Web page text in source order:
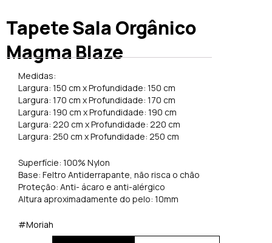
Tapete Sala Orgânico
Magma Blaze
Medidas:
Largura: 150 cm x Profundidade: 150 cm
Largura: 170 cm x Profundidade: 170 cm
Largura: 190 cm x Profundidade: 190 cm
Largura: 220 cm x Profundidade: 220 cm
Largura: 250 cm x Profundidade: 250 cm
Superfície: 100% Nylon
Base: Feltro Antiderrapante, não risca o chão
Proteção: Anti- ácaro e anti-alérgico
Altura aproximadamente do pelo: 10mm
#Moriah